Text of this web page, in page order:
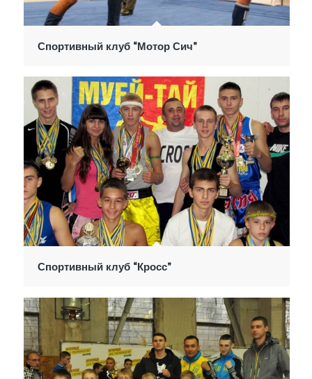
Спортивный клуб “Мотор Сич”
Спортивный клуб “Кросс”